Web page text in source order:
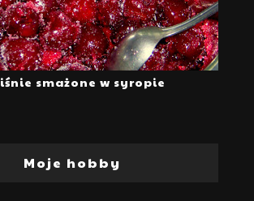
smażone w syropie
Moje hobby